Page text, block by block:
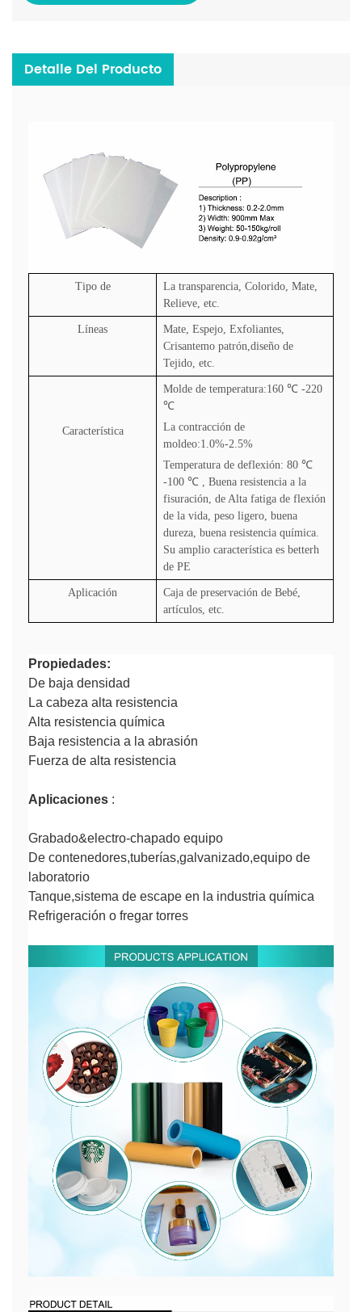
Detalle Del Producto
Tipo de
La transparencia, Colorido, Mate,
Relieve, etc.
Líneas
Mate, Espejo, Exfoliantes,
Crisantemo patrón,diseño de
Tejido, etc.
Característica
Molde de temperatura:160 ℃ -220
℃
La contracción de
moldeo:1.0%-2.5%
Temperatura de deflexión: 80 ℃
-100 ℃ , Buena resistencia a la
fisuración, de Alta fatiga de flexión
de la vida, peso ligero, buena
dureza, buena resistencia química.
Su amplio característica es betterh
de PE
Aplicación
Caja de preservación de Bebé,
artículos, etc.
Propiedades:
De baja densidad
La cabeza alta resistencia
Alta resistencia química
Baja resistencia a la abrasión
Fuerza de alta resistencia
Aplicaciones :
Grabado&electro-chapado equipo
De contenedores,tuberías,galvanizado,equipo de
laboratorio
Tanque,sistema de escape en la industria química
Refrigeración o fregar torres